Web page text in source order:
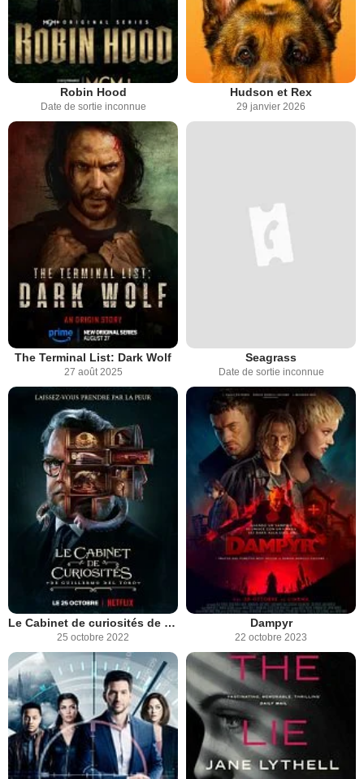
Robin Hood
Date de sortie inconnue
Hudson et Rex
29 janvier 2026
The Terminal List: Dark Wolf
27 août 2025
Seagrass
Date de sortie inconnue
Le Cabinet de curiosités de Guillermo del Toro
25 octobre 2022
Dampyr
22 octobre 2023